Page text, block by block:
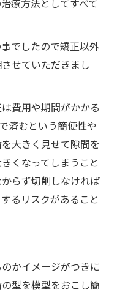
療方法としてすべて
でしたので矯正以外
せていただきまし
費用や期間がかかる
済むという簡便性や
大きく見せて隙間を
くなってしまうこと
らず切削しなければ
るリスクがあること
かイメージがつきに
型を模型をおこし簡